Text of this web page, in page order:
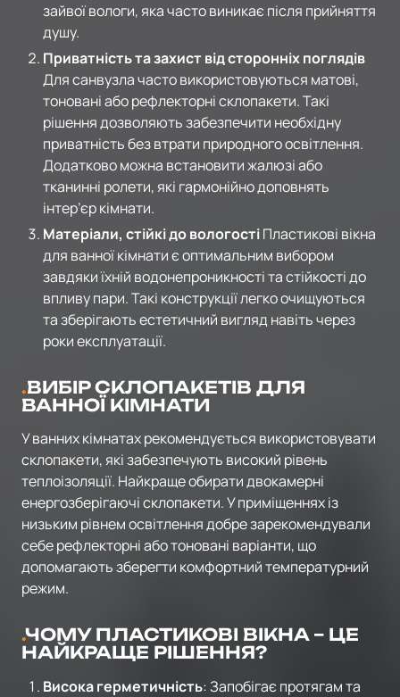
зайвої вологи, яка часто виникає після прийняття
душу.
Приватність та захист від сторонніх поглядів
Для санвузла часто використовуються матові,
тоновані або рефлекторні склопакети. Такі
рішення дозволяють забезпечити необхідну
приватність без втрати природного освітлення.
Додатково можна встановити жалюзі або
тканинні ролети, які гармонійно доповнять
інтер’єр кімнати.
Матеріали, стійкі до вологостіПластикові вікна
для ванної кімнати є оптимальним вибором
завдяки їхній водонепроникності та стійкості до
впливу пари. Такі конструкції легко очищуються
та зберігають естетичний вигляд навіть через
роки експлуатації.
ВИБІР СКЛОПАКЕТІВ ДЛЯ
ВАННОЇ КІМНАТИ
У ванних кімнатах рекомендується використовувати
склопакети, які забезпечують високий рівень
теплоізоляції. Найкраще обирати двокамерні
енергозберігаючі склопакети. У приміщеннях із
низьким рівнем освітлення добре зарекомендували
себе рефлекторні або тоновані варіанти, що
допомагають зберегти комфортний температурний
режим.
ЧОМУ ПЛАСТИКОВІ ВІКНА – ЦЕ
НАЙКРАЩЕ РІШЕННЯ?
Висока герметичність: Запобігає протягам та